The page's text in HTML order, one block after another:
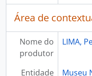
Área de
Nome do
produtor
LIMA,
Entidade
Museu